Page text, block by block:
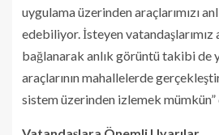
uygulama üzerinden araçlarımızı
edebiliyor. İsteyen vatandaşlarımız
bağlanarak anlık görüntü takibi de
araçlarının mahallelerde
sistem üzerinden izlemek mümkün”